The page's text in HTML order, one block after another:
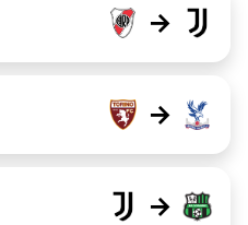
→
→
→